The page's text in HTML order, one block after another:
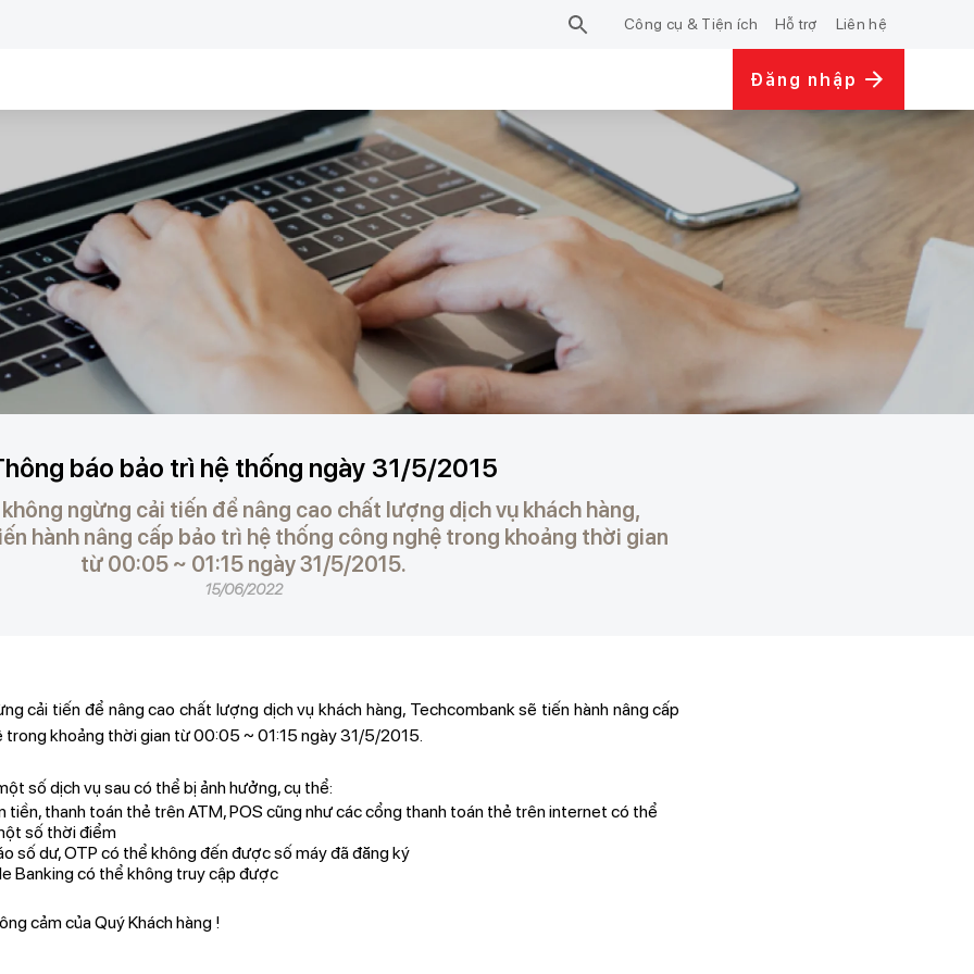
Công cụ & Tiện ích Hỗ trợ Liên hệ
Đăng nhập
báo bảo trì hệ thống ngày 31/5/2015
ngừng cải tiến để nâng cao chất lượng dịch vụ khách hàng,
hành nâng cấp bảo trì hệ thống công nghệ trong khoảng thời gian
từ 00:05 ~ 01:15 ngày 31/5/2015.
15/06/2022
cải tiến để nâng cao chất lượng dịch vụ khách hàng, Techcombank sẽ tiến hành nâng cấp
trong khoảng thời gian từ 00:05 ~ 01:15 ngày 31/5/2015.
số dịch vụ sau có thể bị ảnh hưởng, cụ thể:
tiền, thanh toán thẻ trên ATM, POS cũng như các cổng thanh toán thẻ trên internet có thể
số thời điểm
số dư, OTP có thể không đến được số máy đã đăng ký
Banking có thể không truy cập được
cảm của Quý Khách hàng !